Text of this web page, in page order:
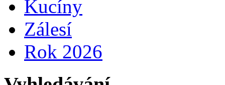
Kucíny
Zálesí
Rok 2026